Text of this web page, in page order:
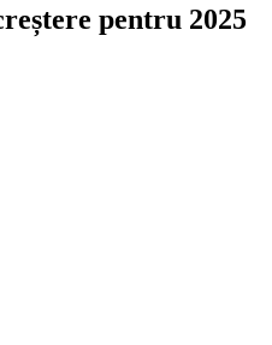
pentru 2025